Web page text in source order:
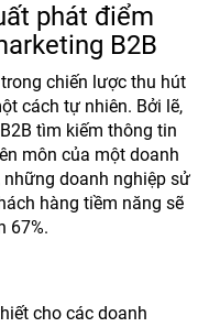
phát điểm
B2B
chiến lược thu hút
cách tự nhiên. Bởi lẽ,
tìm kiếm thông tin
môn của một doanh
doanh nghiệp sử
hàng tiềm năng sẽ
67%.
cho các doanh